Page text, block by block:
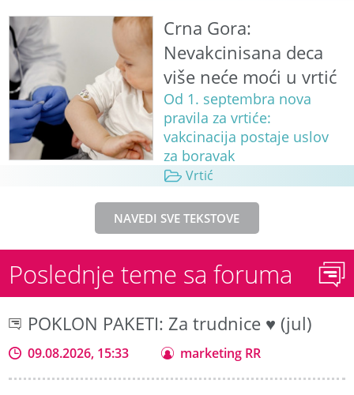
Crna Gora:
Nevakcinisana deca
više neće moći u vrtić
Od 1. septembra nova
pravila za vrtiće:
vakcinacija postaje uslov
za boravak
Vrtić
NAVEDI SVE TEKSTOVE
Poslednje teme sa foruma
POKLON PAKETI: Za trudnice ♥ (jul)
09.08.2026, 15:33 marketing RR